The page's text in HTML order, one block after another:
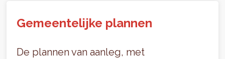
Gemeentelijke plannen
De plannen van aanleg, met